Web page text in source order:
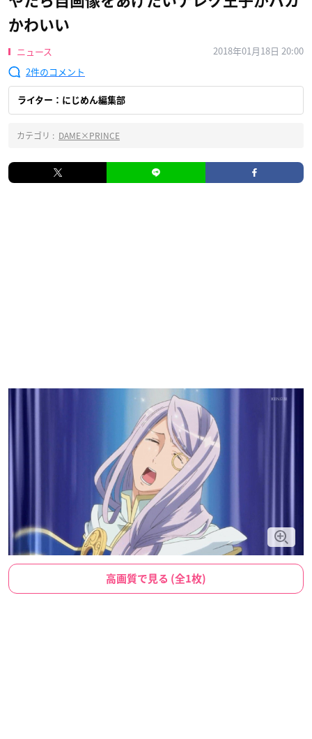
かわいい
ニュース
2018年01月18日 20:00
2
ライター：にじめん編集部
カテゴリ : DAME×PRINCE
高画質で見る (全1枚)